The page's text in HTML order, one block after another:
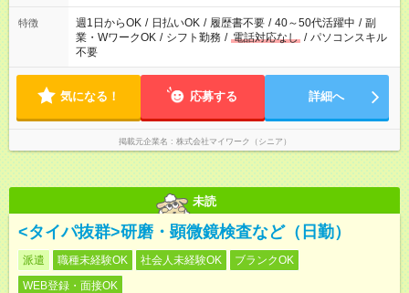
特徴 週1日からOK / 日払いOK / 履歴書不要 / 40～50代活躍中 / 副
業・WワークOK / シフト勤務 / 電話対応なし / パソコンスキル
不要
気になる！ 応募する 詳細へ
掲載元企業名 株式会社マイワーク（シニア）
未読
<タイパ抜群>研磨・顕微鏡検査など（日勤）
派遣 職種未経験OK 社会人未経験OK
ブランクOK
WEB登録・面接OK